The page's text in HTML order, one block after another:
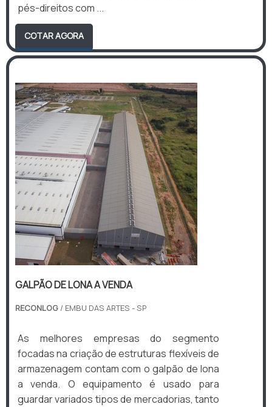
pés-direitos com ...
COTAR AGORA
GALPÃO DE LONA A VENDA
RECONLOG / EMBU DAS ARTES - SP
As melhores empresas do segmento
focadas na criação de estruturas flexíveis de
armazenagem contam com o galpão de lona
a venda. O equipamento é usado para
guardar variados tipos de mercadorias, tanto